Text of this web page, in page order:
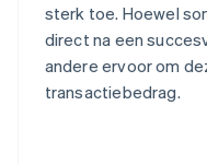
sterk toe. Hoewel
direct na een
andere ervoor om
transactiebedrag.